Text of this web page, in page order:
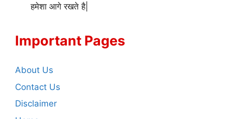
हमेशा आगे रखते है|
Important Pages
About Us
Contact Us
Disclaimer